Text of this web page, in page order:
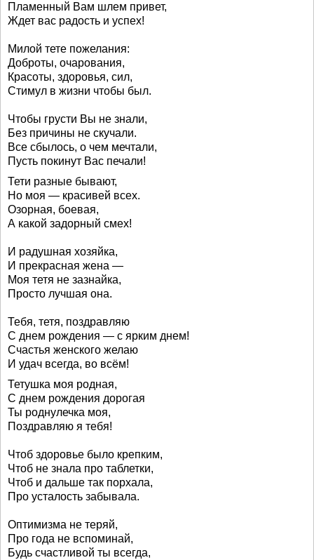
Пламенный Вам шлем привет,
Ждет вас радость и успех!
Милой тете пожелания:
Доброты, очарования,
Красоты, здоровья, сил,
Стимул в жизни чтобы был.
Чтобы грусти Вы не знали,
Без причины не скучали.
Все сбылось, о чем мечтали,
Пусть покинут Вас печали!
Тети разные бывают,
Но моя — красивей всех.
Озорная, боевая,
А какой задорный смех!
И радушная хозяйка,
И прекрасная жена —
Моя тетя не зазнайка,
Просто лучшая она.
Тебя, тетя, поздравляю
С днем рождения — с ярким днем!
Счастья женского желаю
И удач всегда, во всём!
Тетушка моя родная,
С днем рождения дорогая
Ты роднулечка моя,
Поздравляю я тебя!
Чтоб здоровье было крепким,
Чтоб не знала про таблетки,
Чтоб и дальше так порхала,
Про усталость забывала.
Оптимизма не теряй,
Про года не вспоминай,
Будь счастливой ты всегда,